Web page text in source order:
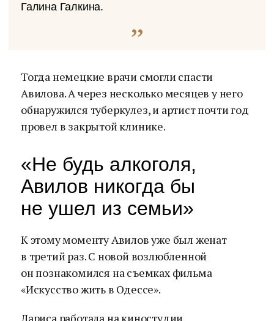
Галина Галкина.
Тогда немецкие врачи смогли спасти
Авилова. А через несколько месяцев у него
обнаружился туберкулез, и артист почти год
провел в закрытой клинике.
«Не будь алкоголя,
Авилов никогда бы
не ушел из семьи»
К этому моменту Авилов уже был женат
в третий раз. С новой возлюбленной
он познакомился на съемках фильма
«Искусство жить в Одессе».
Лариса работала на киностудии